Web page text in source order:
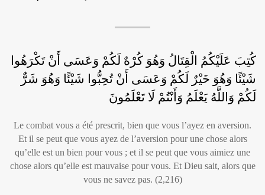
كُتِبَ عَلَيْكُمُ الْقِتَالُ وَهُوَ كُرْهٌ لَكُمْ وَعَسَى أَنْ تَكْرَهُوا
شَيْئًا وَهُوَ خَيْرٌ لَكُمْ وَعَسَى أَنْ تُحِبُّوا شَيْئًا وَهُوَ شَرٌّ
لَكُمْ وَاللَّهُ يَعْلَمُ وَأَنْتُمْ لَا تَعْلَمُونَ
Le combat vous a été prescrit, bien que vous l’ayez en aversion.
Et il se peut que vous ayez de l’aversion pour une chose alors
qu’elle est un bien pour vous ; et il se peut que vous aimiez une
chose alors qu’elle est mauvaise pour vous. Et Dieu sait, alors que
vous ne savez pas. (2,216)